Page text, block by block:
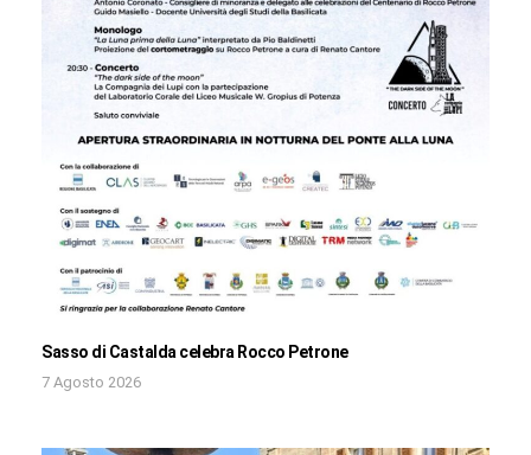
Sasso di Castalda celebra Rocco Petrone
7 Agosto 2026